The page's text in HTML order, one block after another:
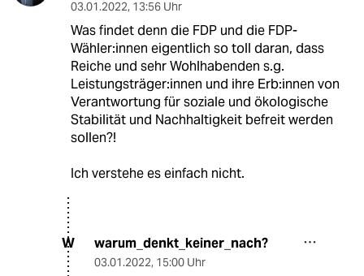
03.01.2022, 13:56 Uhr
Was findet denn die FDP und die FDP-
Wähler:innen eigentlich so toll daran, dass
Reiche und sehr Wohlhabenden s.g.
Leistungsträger:innen und ihre Erb:innen von
Verantwortung für soziale und ökologische
Stabilität und Nachhaltigkeit befreit werden
sollen?!
Ich verstehe es einfach nicht.
W warum_denkt_keiner_nach?
03.01.2022, 15:00 Uhr